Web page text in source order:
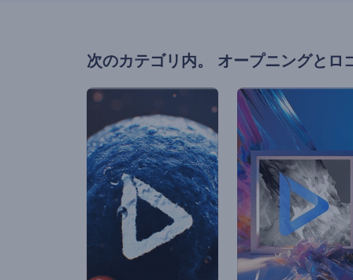
次のカテゴリ内。 オープニングとロ